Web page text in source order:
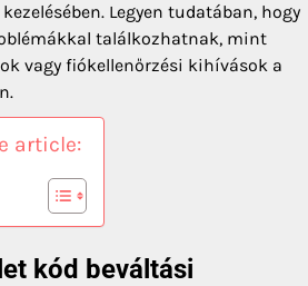
Legyen tudatában, hogy
találkozhatnak, mint
vagy fiókellenőrzési kihívások a
article:
kód beváltási